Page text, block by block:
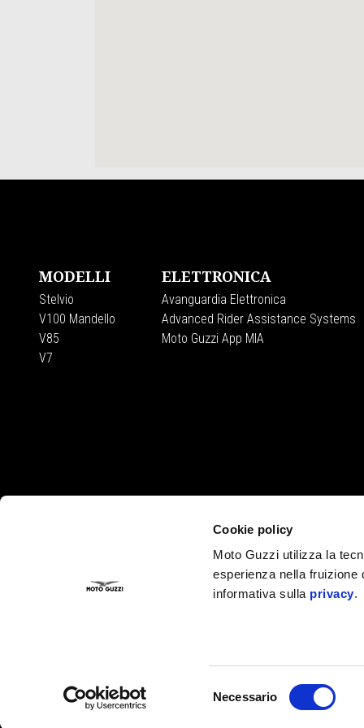
Cookie policy
Moto Guzzi utilizza la
esperienza nella fruizione
informativa sulla privacy.
Necessario
MODELLI
Stelvio
V100 Mandello
V85
V7
ELETTRONICA
Avanguardia Elettronica
Advanced Rider Assistance Systems
Moto Guzzi App MIA
Privacy policy
Dove siamo
Servizio Clienti
Campagne di richiamo